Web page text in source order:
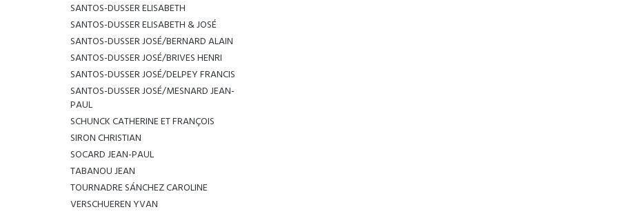
SANTOS-DUSSER ELISABETH
SANTOS-DUSSER ELISABETH & JOSÉ
SANTOS-DUSSER JOSÉ/BERNARD ALAIN
SANTOS-DUSSER JOSÉ/BRIVES HENRI
SANTOS-DUSSER JOSÉ/DELPEY FRANCIS
SANTOS-DUSSER JOSÉ/MESNARD JEAN-
PAUL
SCHUNCK CATHERINE ET FRANÇOIS
SIRON CHRISTIAN
SOCARD JEAN-PAUL
TABANOU JEAN
TOURNADRE SÁNCHEZ CAROLINE
VERSCHUEREN YVAN